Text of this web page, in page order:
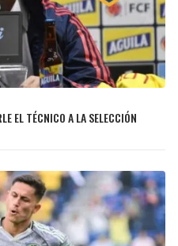
EL TÉCNICO A LA SELECCIÓN